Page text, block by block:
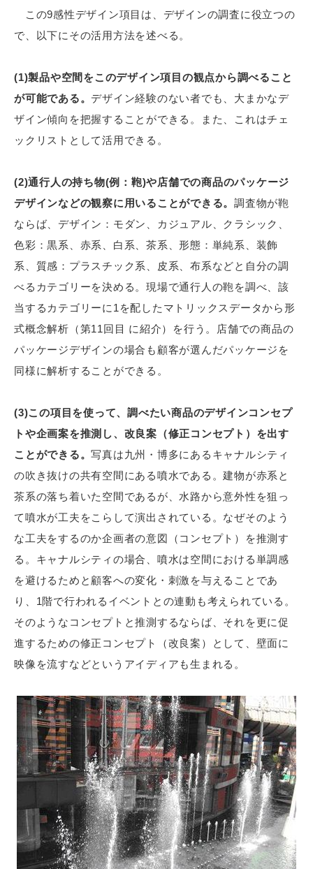
この9感性デザイン項目は、デザインの調査に役立つの
で、以下にその活用方法を述べる。
(1)製品や空間をこのデザイン項目の観点から調べること
が可能である。 デザイン経験のない者でも、大まかなデ
ザイン傾向を把握することができる。また、これはチェ
ックリストとして活用できる。
(2)通行人の持ち物(例：鞄)や店舗での商品のパッケージ
デザインなどの観察に用いることができる。 調査物が鞄
ならば、デザイン：モダン、カジュアル、クラシック、
色彩：黒系、赤系、白系、茶系、形態：単純系、装飾
系、質感：プラスチック系、皮系、布系などと自分の調
べるカテゴリーを決める。現場で通行人の鞄を調べ、該
当するカテゴリーに1を配したマトリックスデータから形
式概念解析（第11回目 に紹介）を行う。店舗での商品の
パッケージデザインの場合も顧客が選んだパッケージを
同様に解析することができる。
(3)この項目を使って、調べたい商品のデザインコンセプ
トや企画案を推測し、改良案（修正コンセプト）を出す
ことができる。写真は九州・博多にあるキャナルシティ
の吹き抜けの共有空間にある噴水である。建物が赤系と
茶系の落ち着いた空間であるが、水路から意外性を狙っ
て噴水が工夫をこらして演出されている。なぜそのよう
な工夫をするのか企画者の意図（コンセプト）を推測す
る。キャナルシティの場合、噴水は空間における単調感
を避けるためと顧客への変化・刺激を与えることであ
り、1階で行われるイベントとの連動も考えられている。
そのようなコンセプトと推測するならば、それを更に促
進するための修正コンセプト（改良案）として、壁面に
映像を流すなどというアイディアも生まれる。